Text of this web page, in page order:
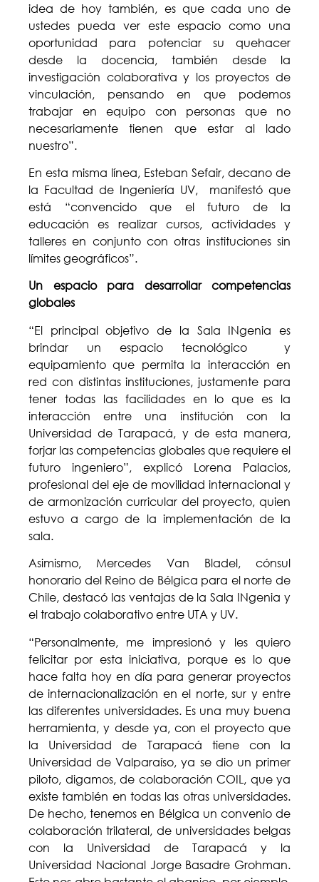
idea de hoy también, es que cada uno de
ustedes pueda ver este espacio como una
oportunidad para potenciar su quehacer
desde la docencia, también desde la
investigación colaborativa y los proyectos de
vinculación, pensando en que podemos
trabajar en equipo con personas que no
necesariamente tienen que estar al lado
nuestro”.
En esta misma línea, Esteban Sefair, decano de
la Facultad de Ingeniería UV, manifestó que
está “convencido que el futuro de la
educación es realizar cursos, actividades y
talleres en conjunto con otras instituciones sin
límites geográficos”.
Un espacio para desarrollar competencias
globales
“El principal objetivo de la Sala INgenia es
brindar un espacio tecnológico y
equipamiento que permita la interacción en
red con distintas instituciones, justamente para
tener todas las facilidades en lo que es la
interacción entre una institución con la
Universidad de Tarapacá, y de esta manera,
forjar las competencias globales que requiere el
futuro ingeniero”, explicó Lorena Palacios,
profesional del eje de movilidad internacional y
de armonización curricular del proyecto, quien
estuvo a cargo de la implementación de la
sala.
Asimismo, Mercedes Van Bladel, cónsul
honorario del Reino de Bélgica para el norte de
Chile, destacó las ventajas de la Sala INgenia y
el trabajo colaborativo entre UTA y UV.
“Personalmente, me impresionó y les quiero
felicitar por esta iniciativa, porque es lo que
hace falta hoy en día para generar proyectos
de internacionalización en el norte, sur y entre
las diferentes universidades. Es una muy buena
herramienta, y desde ya, con el proyecto que
la Universidad de Tarapacá tiene con la
Universidad de Valparaíso, ya se dio un primer
piloto, digamos, de colaboración COIL, que ya
existe también en todas las otras universidades.
De hecho, tenemos en Bélgica un convenio de
colaboración trilateral, de universidades belgas
con la Universidad de Tarapacá y la
Universidad Nacional Jorge Basadre Grohman.